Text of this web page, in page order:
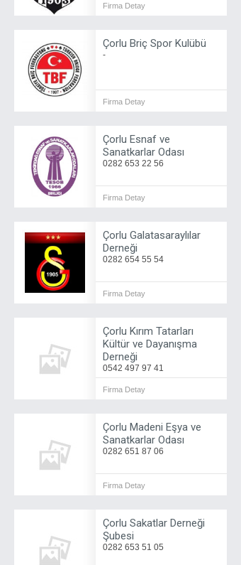
Firma Detay
Çorlu Briç Spor Kulübü
-
Firma Detay
Çorlu Esnaf ve
Sanatkarlar Odası
0282 653 22 56
Firma Detay
Çorlu Galatasaraylılar
Derneği
0282 654 55 54
Firma Detay
Çorlu Kırım Tatarları
Kültür ve Dayanışma
Derneği
0542 497 97 41
Firma Detay
Çorlu Madeni Eşya ve
Sanatkarlar Odası
0282 651 87 06
Firma Detay
Çorlu Sakatlar Derneği
Şubesi
0282 653 51 05